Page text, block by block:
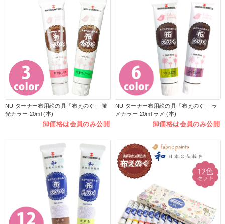
NU ターナー布用絵の具「布えのぐ」 蛍
光カラー 20ml (本)
卸価格は会員のみ公開
NU ターナー布用絵の具「布えのぐ」 ラ
メカラー 20ml ラメ (本)
卸価格は会員のみ公開